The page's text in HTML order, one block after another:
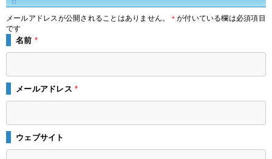
メールアドレスが公開されることはありません。 *が付いている欄は必須項目
です
名前 *
メールアドレス*
ウェブサイト